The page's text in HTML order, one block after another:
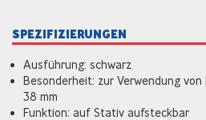
SPEZIFIZIERUNGEN
Ausführung: schwarz
Besonderheit: zur Verwendung
38 mm
Funktion: auf Stativ aufsteckbar